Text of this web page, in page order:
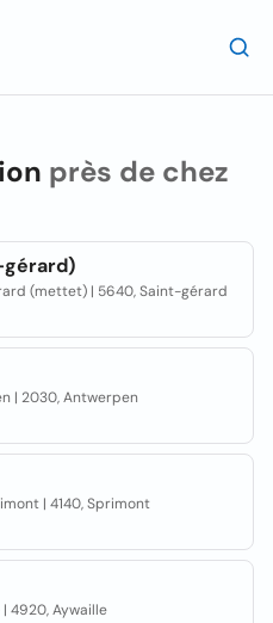
près de chez
gérard)
(mettet) | 5640, Saint-gérard
| 2030, Antwerpen
| 4140, Sprimont
4920, Aywaille